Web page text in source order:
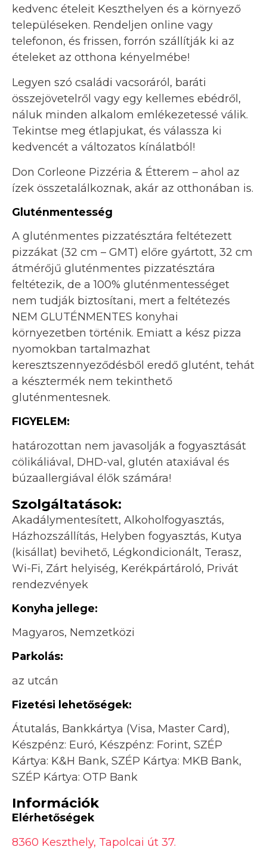
kedvenc ételeit Keszthelyen és a környező
településeken. Rendeljen online vagy
telefonon, és frissen, forrón szállítják ki az
ételeket az otthona kényelmébe!
Legyen szó családi vacsoráról, baráti
összejövetelről vagy egy kellemes ebédről,
náluk minden alkalom emlékezetessé válik.
Tekintse meg étlapjukat, és válassza ki
kedvencét a változatos kínálatból!
Don Corleone Pizzéria & Étterem – ahol az
ízek összetalálkoznak, akár az otthonában is.
Gluténmentesség
A gluténmentes pizzatésztára feltétezett
pizzákat (32 cm – GMT) előre gyártott, 32 cm
átmérőjű gluténmentes pizzatésztára
feltétezik, de a 100% gluténmentességet
nem tudják biztosítani, mert a feltétezés
NEM GLUTÉNMENTES konyhai
környezetben történik. Emiatt a kész pizza
nyomokban tartalmazhat
keresztszennyeződésből eredő glutént, tehát
a késztermék nem tekinthető
gluténmentesnek.
FIGYELEM:
határozottan nem javasolják a fogyasztását
cölikáliával, DHD-val, glutén ataxiával és
búzaallergiával élők számára!
Szolgáltatások:
Akadálymentesített, Alkoholfogyasztás,
Házhozszállítás, Helyben fogyasztás, Kutya
(kisállat) bevihető, Légkondicionált, Terasz,
Wi-Fi, Zárt helyiség, Kerékpártároló, Privát
rendezvények
Konyha jellege:
Magyaros, Nemzetközi
Parkolás:
az utcán
Fizetési lehetőségek:
Átutalás, Bankkártya (Visa, Master Card),
Készpénz: Euró, Készpénz: Forint, SZÉP
Kártya: K&H Bank, SZÉP Kártya: MKB Bank,
SZÉP Kártya: OTP Bank
Információk
Elérhetőségek
8360 Keszthely, Tapolcai út 37.